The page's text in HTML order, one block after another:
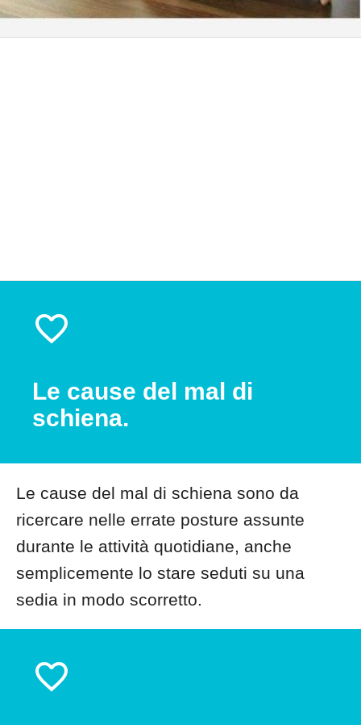
Le cause del mal di
schiena.
Le cause del mal di schiena sono da
ricercare nelle errate posture assunte
durante le attività quotidiane, anche
semplicemente lo stare seduti su una
sedia in modo scorretto.